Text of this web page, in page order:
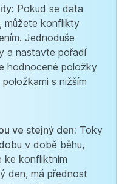
Pokud se data
můžete konflikty
Jednoduše
a nastavte pořadí
hodnocené položky
s nižším
ve stejný den: Toky
v době běhu,
ke konfliktním
den, má přednost